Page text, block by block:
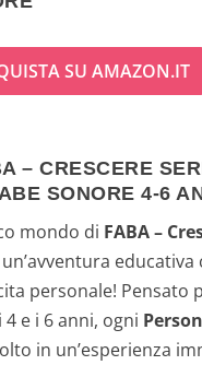
SU AMAZON.IT
– CRESCERE
SONORE 4-6
mondo di FABA –
un’avventura
personale! Pensato
e i 6 anni, ogni
in un’esperienza